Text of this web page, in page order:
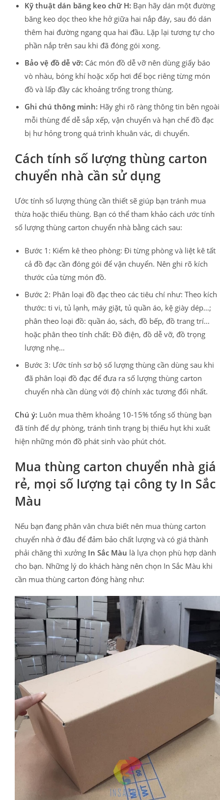
Kỹ thuật dán băng keo chữ H: Bạn hãy dán một đường
băng keo dọc theo khe hở giữa hai nắp đáy, sau đó dán
thêm hai đường ngang qua hai đầu. Lặp lại tương tự cho
phần nắp trên sau khi đã đóng gói xong.
Bảo vệ đồ dễ vỡ: Các món đồ dễ vỡ nên dùng giấy báo
vò nhàu, bóng khí hoặc xốp hơi để bọc riêng từng món
đồ và lấp đầy các khoảng trống trong thùng.
Ghi chú thông minh: Hãy ghi rõ ràng thông tin bên ngoài
mỗi thùng để dễ sắp xếp, vận chuyển và hạn chế đồ đạc
bị hư hỏng trong quá trình khuân vác, di chuyển.
Cách tính số lượng thùng carton
chuyển nhà cần sử dụng
Ước tính số lượng thùng cần thiết sẽ giúp bạn tránh mua
thừa hoặc thiếu thùng. Bạn có thể tham khảo cách ước tính
số lượng thùng carton chuyển nhà bằng cách sau:
Bước 1: Kiểm kê theo phòng: Đi từng phòng và liệt kê tất
cả đồ đạc cần đóng gói để vận chuyển. Nên ghi rõ kích
thước của từng món đồ.
Bước 2: Phân loại đồ đạc theo các tiêu chí như: Theo kích
thước: ti vi, tủ lạnh, máy giặt, tủ quần áo, kệ giày dép…;
phân theo loại đồ: quần áo, sách, đồ bếp, đồ trang trí…
hoặc phân theo tính chất: Đồ điện, đồ dễ vỡ, đồ trọng
lượng nhẹ…
Bước 3: Ước tính sơ bộ số lượng thùng cần dùng sau khi
đã phân loại đồ đạc để đưa ra số lượng thùng carton
chuyển nhà cần dùng với độ chính xác tương đối nhất.
Chú ý: Luôn mua thêm khoảng 10-15% tổng số thùng bạn
đã tính để dự phòng, tránh tình trạng bị thiếu hụt khi xuất
hiện những món đồ phát sinh vào phút chót.
Mua thùng carton chuyển nhà giá
rẻ, mọi số lượng tại công ty In Sắc
Màu
Nếu bạn đang phân vân chưa biết nên mua thùng carton
chuyển nhà ở đâu để đảm bảo chất lượng và có giá thành
phải chăng thì xưởng In Sắc Màu là lựa chọn phù hợp dành
cho bạn. Những lý do khách hàng nên chọn In Sắc Màu khi
cần mua thùng carton đóng hàng như: